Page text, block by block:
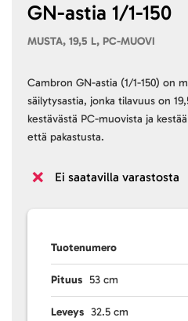
GN-astia 1/1-150
MUSTA, 19,5 L, PC-MUOVI
Cambron GN-astia (1/1-150) on
säilytysastia, jonka tilavuus on
kestävästä PC-muovista ja
että pakastusta.
Ei saatavilla varastosta
Tuotenumero
Pituus 53 cm
Leveys 32.5 cm
images
beginning
gallery